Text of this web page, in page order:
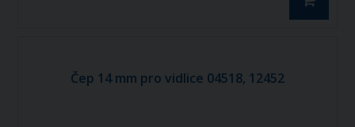
Čep 14 mm pro vidlice 04518, 12452